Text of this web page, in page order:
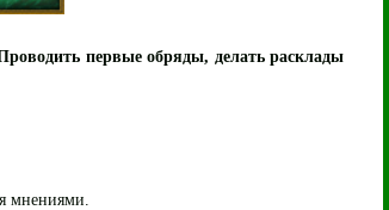
первые обряды, делать расклады
мнениями.